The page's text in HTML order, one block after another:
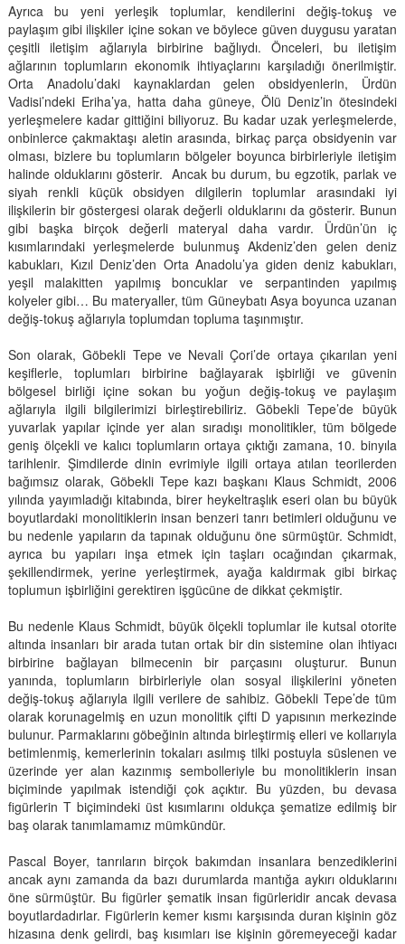
Ayrıca bu yeni yerleşik toplumlar, kendilerini değiş-tokuş ve
paylaşım gibi ilişkiler içine sokan ve böylece güven duygusu yaratan
çeşitli iletişim ağlarıyla birbirine bağlıydı. Önceleri, bu iletişim
ağlarının toplumların ekonomik ihtiyaçlarını karşıladığı önerilmiştir.
Orta Anadolu’daki kaynaklardan gelen obsidyenlerin, Ürdün
Vadisi’ndeki Eriha’ya, hatta daha güneye, Ölü Deniz’in ötesindeki
yerleşmelere kadar gittiğini biliyoruz. Bu kadar uzak yerleşmelerde,
onbinlerce çakmaktaşı aletin arasında, birkaç parça obsidyenin var
olması, bizlere bu toplumların bölgeler boyunca birbirleriyle iletişim
halinde olduklarını gösterir. Ancak bu durum, bu egzotik, parlak ve
siyah renkli küçük obsidyen dilgilerin toplumlar arasındaki iyi
ilişkilerin bir göstergesi olarak değerli olduklarını da gösterir. Bunun
gibi başka birçok değerli materyal daha vardır. Ürdün’ün iç
kısımlarındaki yerleşmelerde bulunmuş Akdeniz’den gelen deniz
kabukları, Kızıl Deniz’den Orta Anadolu’ya giden deniz kabukları,
yeşil malakitten yapılmış boncuklar ve serpantinden yapılmış
kolyeler gibi… Bu materyaller, tüm Güneybatı Asya boyunca uzanan
değiş-tokuş ağlarıyla toplumdan topluma taşınmıştır.
Son olarak, Göbekli Tepe ve Nevali Çori’de ortaya çıkarılan yeni
keşiflerle, toplumları birbirine bağlayarak işbirliği ve güvenin
bölgesel birliği içine sokan bu yoğun değiş-tokuş ve paylaşım
ağlarıyla ilgili bilgilerimizi birleştirebiliriz. Göbekli Tepe’de büyük
yuvarlak yapılar içinde yer alan sıradışı monolitikler, tüm bölgede
geniş ölçekli ve kalıcı toplumların ortaya çıktığı zamana, 10. binyıla
tarihlenir. Şimdilerde dinin evrimiyle ilgili ortaya atılan teorilerden
bağımsız olarak, Göbekli Tepe kazı başkanı Klaus Schmidt, 2006
yılında yayımladığı kitabında, birer heykeltraşlık eseri olan bu büyük
boyutlardaki monolitiklerin insan benzeri tanrı betimleri olduğunu ve
bu nedenle yapıların da tapınak olduğunu öne sürmüştür. Schmidt,
ayrıca bu yapıları inşa etmek için taşları ocağından çıkarmak,
şekillendirmek, yerine yerleştirmek, ayağa kaldırmak gibi birkaç
toplumun işbirliğini gerektiren işgücüne de dikkat çekmiştir.
Bu nedenle Klaus Schmidt, büyük ölçekli toplumlar ile kutsal otorite
altında insanları bir arada tutan ortak bir din sistemine olan ihtiyacı
birbirine bağlayan bilmecenin bir parçasını oluşturur. Bunun
yanında, toplumların birbirleriyle olan sosyal ilişkilerini yöneten
değiş-tokuş ağlarıyla ilgili verilere de sahibiz. Göbekli Tepe’de tüm
olarak korunagelmiş en uzun monolitik çifti D yapısının merkezinde
bulunur. Parmaklarını göbeğinin altında birleştirmiş elleri ve kollarıyla
betimlenmiş, kemerlerinin tokaları asılmış tilki postuyla süslenen ve
üzerinde yer alan kazınmış sembolleriyle bu monolitiklerin insan
biçiminde yapılmak istendiği çok açıktır. Bu yüzden, bu devasa
figürlerin T biçimindeki üst kısımlarını oldukça şematize edilmiş bir
baş olarak tanımlamamız mümkündür.
Pascal Boyer, tanrıların birçok bakımdan insanlara benzediklerini
ancak aynı zamanda da bazı durumlarda mantığa aykırı olduklarını
öne sürmüştür. Bu figürler şematik insan figürleridir ancak devasa
boyutlardadırlar. Figürlerin kemer kısmı karşısında duran kişinin göz
hizasına denk gelirdi, baş kısımları ise kişinin göremeyeceği kadar